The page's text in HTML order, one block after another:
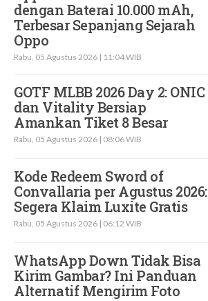
dengan Baterai 10.000 mAh,
Terbesar Sepanjang Sejarah
Oppo
Rabu, 05 Agustus 2026 | 11:04 WIB
GOTF MLBB 2026 Day 2: ONIC
dan Vitality Bersiap
Amankan Tiket 8 Besar
Rabu, 05 Agustus 2026 | 08:06 WIB
Kode Redeem Sword of
Convallaria per Agustus 2026:
Segera Klaim Luxite Gratis
Rabu, 05 Agustus 2026 | 06:12 WIB
WhatsApp Down Tidak Bisa
Kirim Gambar? Ini Panduan
Alternatif Mengirim Foto